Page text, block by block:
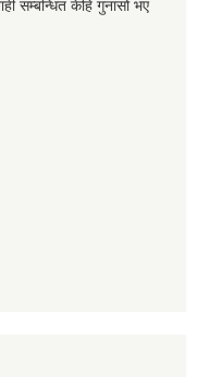
सम्बन्धित केहि गुनासो भए